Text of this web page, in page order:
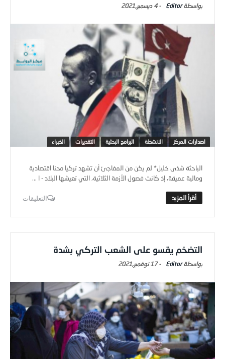
Editor
-4 ديسمبر,2021
اصدارات المركز الانشطة البرامج البحثية التقديرات الخبراء
الباحثة شذى خليل* لم يكن من المفاجئ أن تشهد تركيا محنا اقتصادية
ومالية عميقة، إذ كانت فصول الأزمة الثلاثية، التي تعيشها البلاد - ا ...
التعليقات
التضخم يقسو على الشعب التركي بشدة
Editor
-17 نوفمبر,2021